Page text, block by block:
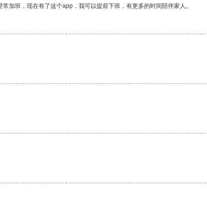
加班，现在有了这个app，我可以提前下班，有更多的时间陪伴家人。